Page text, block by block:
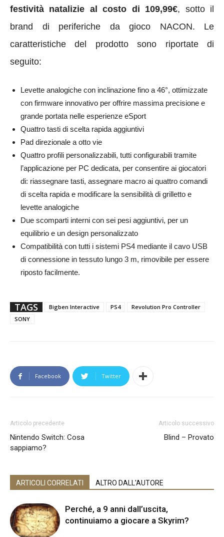
festività natalizie al costo di 109,99€, sotto il
brand di periferiche da gioco NACON. Le
caratteristiche del prodotto sono riportate di
seguito:
Levette analogiche con inclinazione fino a 46°, ottimizzate
con firmware innovativo per offrire massima precisione e
grande portata nelle esperienze eSport
Quattro tasti di scelta rapida aggiuntivi
Pad direzionale a otto vie
Quattro profili personalizzabili, tutti configurabili tramite
l’applicazione per PC dedicata, per consentire ai giocatori
di: riassegnare tasti, assegnare macro ai quattro comandi
di scelta rapida e modificare la sensibilità di grilletto e
levette analogiche
Due scomparti interni con sei pesi aggiuntivi, per un
equilibrio e un design personalizzato
Compatibilità con tutti i sistemi PS4 mediante il cavo USB
di connessione in tessuto lungo 3 m, rimovibile per essere
riposto facilmente.
TAGS Bigben Interactive PS4
Revolution Pro Controller
SONY
Facebook Twitter
Articolo precedente
Nintendo Switch: Cosa
sappiamo?
Articolo successivo
Blind – Provato
ARTICOLI CORRELATI ALTRO DALL'AUTORE
Perché, a 9 anni dall’uscita,
continuiamo a giocare a Skyrim?